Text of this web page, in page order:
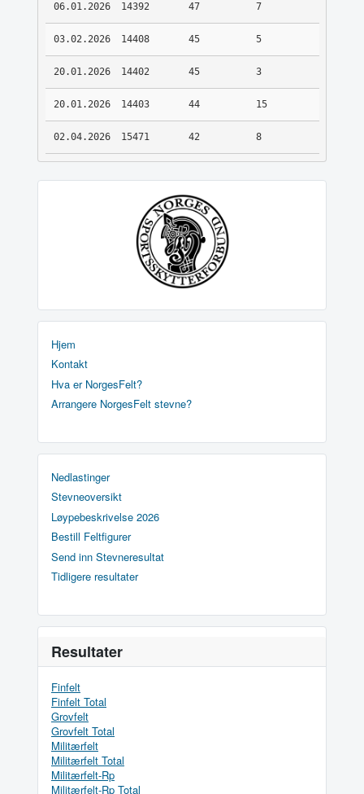
06.01.2026 14392 47 7
03.02.2026 14408 45 5
20.01.2026 14402 45 3
20.01.2026 14403 44 15
02.04.2026 15471 42 8
Hjem
Kontakt
Hva er NorgesFelt?
Arrangere NorgesFelt stevne?
Nedlastinger
Stevneoversikt
Løypebeskrivelse 2026
Bestill Feltfigurer
Send inn Stevneresultat
Tidligere resultater
Resultater
Finfelt
Finfelt Total
Grovfelt
Grovfelt Total
Militærfelt
Militærfelt Total
Militærfelt-Rp
Militærfelt-Rp Total